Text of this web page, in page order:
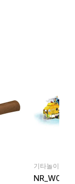
기타놀이기구
NR_W016-